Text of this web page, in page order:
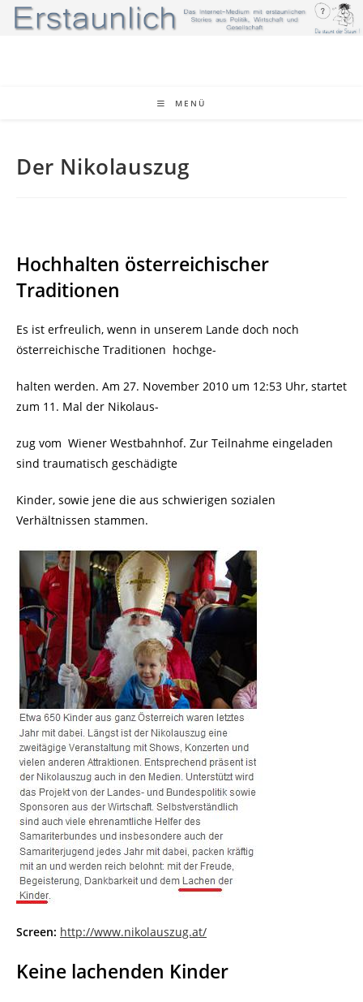
Zum
Inhalt
MENÜ
Der Nikolauszug
Hochhalten österreichischer
Traditionen
Es ist erfreulich, wenn in unserem Lande doch noch
österreichische Traditionen hochge-
halten werden. Am 27. November 2010 um 12:53 Uhr, startet
zum 11. Mal der Nikolaus-
zug vom Wiener Westbahnhof. Zur Teilnahme eingeladen
sind traumatisch geschädigte
Kinder, sowie jene die aus schwierigen sozialen
Verhältnissen stammen.
Screen: http://www.nikolauszug.at/
Keine lachenden Kinder